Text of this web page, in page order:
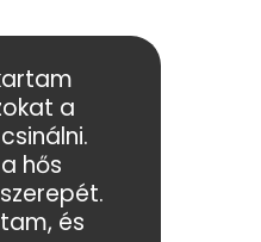
a
hős
és